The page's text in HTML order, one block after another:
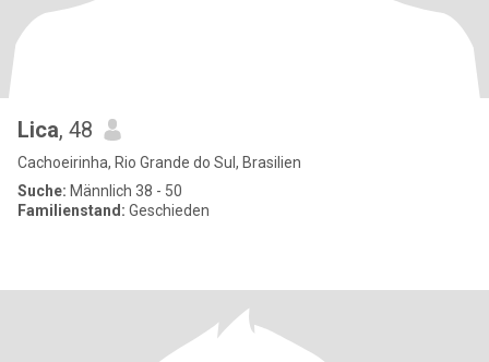
Lica, 48
Cachoeirinha, Rio Grande do Sul, Brasilien
Suche: Männlich 38 - 50
Familienstand: Geschieden